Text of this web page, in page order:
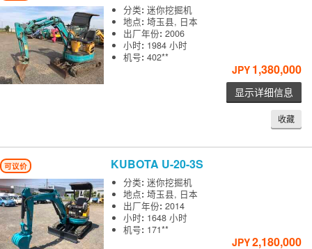
分类:迷你挖掘机
地点:埼玉县, 日本
出厂年份:2006
小时: 1984 小时
机号:402**
JPY 1,380,000
显示详细信息
收藏
可议价 KUBOTA U-20-3S
分类:迷你挖掘机
地点:埼玉县, 日本
出厂年份:2014
小时: 1648 小时
机号: 171**
JPY2,180,000